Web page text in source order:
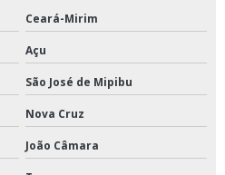
Ceará-Mirim
Açu
São José de Mipibu
Nova Cruz
João Câmara